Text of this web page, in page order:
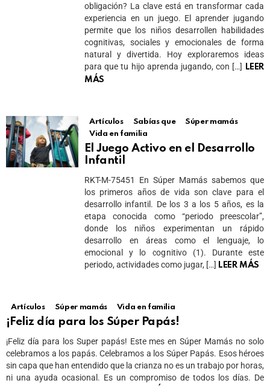
obligación? La clave está en transformar cada
experiencia en un juego. El aprender jugando
permite que los niños desarrollen habilidades
cognitivas, sociales y emocionales de forma
natural y divertida. Hoy exploraremos ideas
para que tu hijo aprenda jugando, con […]
LEER
MÁS
Artículos Sabías que
Súper mamás
Vida en familia
El Juego Activo en el Desarrollo
Infantil
RKT-M-75451 En Súper Mamás sabemos que
los primeros años de vida son clave para el
desarrollo infantil. De los 3 a los 5 años, es la
etapa conocida como “periodo preescolar”,
donde los niños experimentan un rápido
desarrollo en áreas como el lenguaje, lo
emocional y lo cognitivo (1). Durante este
periodo, actividades como jugar, […] LEER MÁS
Artículos Súper mamás Vida en familia
¡Feliz día para los Súper Papás!
¡Feliz día para los Super papás! Este mes en Súper Mamás no solo
celebramos a los papás. Celebramos a los Súper Papás. Esos héroes
sin capa que han entendido que la crianza no es un trabajo por horas,
ni una ayuda ocasional. Es un compromiso de todos los días. De